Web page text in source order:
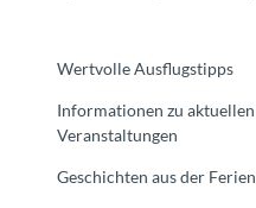
Wertvolle Ausflugstipps
Informationen zu
Veranstaltungen
Geschichten aus der